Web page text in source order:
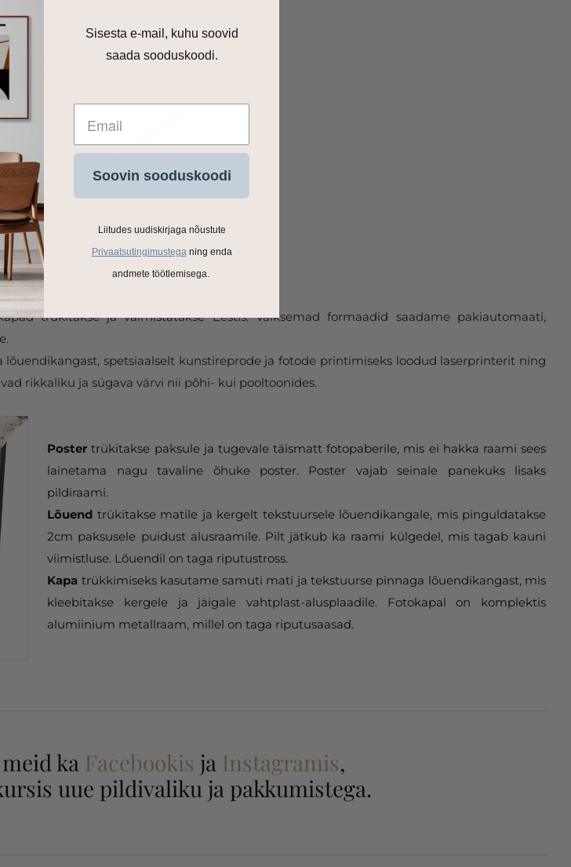
Valikus on matt must,
trükitakse ja valmistatakse Eestis. Väiksemad formaadid saadame pakiautomaati,
lõuendikangast, spetsiaalselt kunstireprode ja fotode printimiseks loodud laserprinterit ning
rikkaliku ja sügava värvi nii põhi- kui pooltoonides.
Poster trükitakse paksule ja tugevale täismatt fotopaberile, mis ei hakka raami sees
lainetama nagu tavaline õhuke poster. Poster vajab seinale panekuks lisaks
pildiraami.
Lõuend trükitakse matile ja kergelt tekstuursele lõuendikangale, mis pinguldatakse
2cm paksusele puidust alusraamile. Pilt jätkub ka raami külgedel, mis tagab kauni
viimistluse. Lõuendil on taga riputustross.
Kapa trükkimiseks kasutame samuti mati ja tekstuurse pinnaga lõuendikangast, mis
kleebitakse kergele ja jäigale vahtplast-alusplaadile. Fotokapal on komplektis
alumiinium metallraam, millel on taga riputusaasad.
ka Facebookis ja Instagramis,
uue pildivaliku ja pakkumistega.
Sisesta e-mail, kuhu soovid
saada sooduskoodi.
Soovin sooduskoodi
Liitudes uudiskirjaga nõustute
Privaatsutingimustega ning enda
andmete töötlemisega.